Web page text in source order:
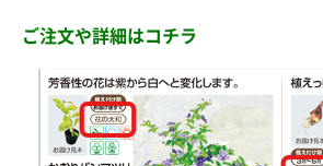
ご注文や詳細はコチラ